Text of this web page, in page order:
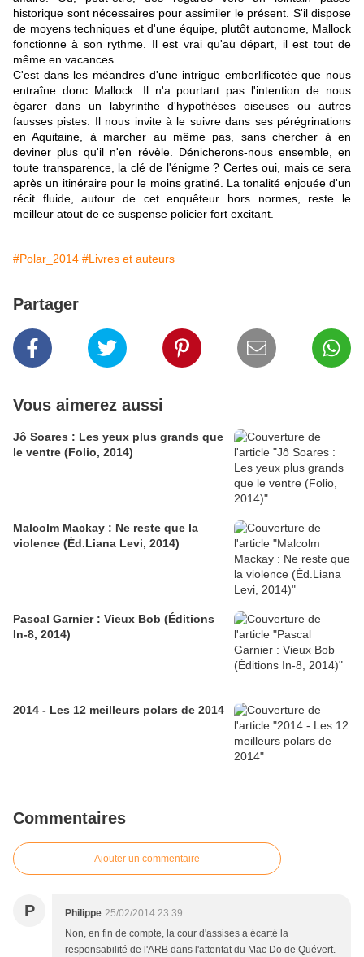
historique sont nécessaires pour assimiler le présent. S'il dispose
de moyens techniques et d'une équipe, plutôt autonome, Mallock
fonctionne à son rythme. Il est vrai qu'au départ, il est tout de
même en vacances.
C'est dans les méandres d'une intrigue emberlificotée que nous
entraîne donc Mallock. Il n'a pourtant pas l'intention de nous
égarer dans un labyrinthe d'hypothèses oiseuses ou autres
fausses pistes. Il nous invite à le suivre dans ses pérégrinations
en Aquitaine, à marcher au même pas, sans chercher à en
deviner plus qu'il n'en révèle. Dénicherons-nous ensemble, en
toute transparence, la clé de l'énigme ? Certes oui, mais ce sera
après un itinéraire pour le moins gratiné. La tonalité enjouée d'un
récit fluide, autour de cet enquêteur hors normes, reste le
meilleur atout de ce suspense policier fort excitant.
#Polar_2014 #Livres et auteurs
Partager
Vous aimerez aussi
Jô Soares : Les yeux plus grands que
le ventre (Folio, 2014)
Malcolm Mackay : Ne reste que la
violence (Éd.Liana Levi, 2014)
Pascal Garnier : Vieux Bob (Éditions
In-8, 2014)
2014 - Les 12 meilleurs polars de 2014
Commentaires
Ajouter un commentaire
P Philippe 25/02/2014 23:39
Non, en fin de compte, la cour d'assises a écarté la
responsabilité de l'ARB dans l'attentat du Mac Do de Quévert.